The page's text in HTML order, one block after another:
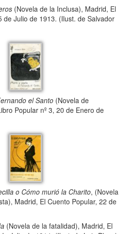
(Novela de la Inclusa), Madrid, El
de Julio de 1913. (Ilust. de Salvador
el Santo (Novela de
Popular nº 3, 20 de Enero de
o Cómo murió la Charito, (Novela
Madrid, El Cuento Popular, 22 de
(Novela de la fatalidad), Madrid, El